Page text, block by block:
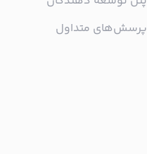
پرسش‌های متداول